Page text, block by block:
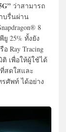
ว่าสามารถ
บรื่นผ่าน
8
25% ทั้งยัง
Ray Tracing
เพื่อให้ผู้ใช้ได้
สดใสและ
ศัพท์ ได้อย่าง